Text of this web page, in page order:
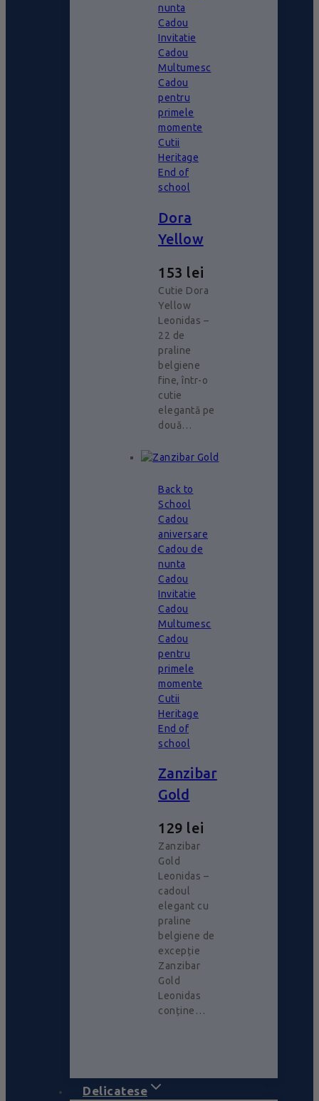
nunta
Cadou
Invitatie
Cadou
Multumesc
Cadou
pentru
primele
momente
Cutii
Heritage
End of
school
Dora
Yellow
153 lei
Cutie Dora
Yellow
Leonidas –
22 de
praline
belgiene
fine, într-o
cutie
elegantă pe
două…
Back to
School
Cadou
aniversare
Cadou de
nunta
Cadou
Invitatie
Cadou
Multumesc
Cadou
pentru
primele
momente
Cutii
Heritage
End of
school
Zanzibar
Gold
129 lei
Zanzibar
Gold
Leonidas –
cadoul
elegant cu
praline
belgiene de
excepție
Zanzibar
Gold
Leonidas
conține…
Delicatese